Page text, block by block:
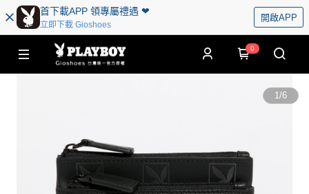
首下載APP 領專屬禮遇 ❤︎
立即下載 Gioshoes
開啟APP
0
1/6